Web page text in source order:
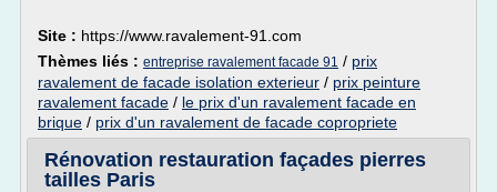
Site : https://www.ravalement-91.com
Thèmes liés : entreprise ravalement facade 91 / prix
ravalement de facade isolation exterieur / prix peinture
ravalement facade / le prix d'un ravalement facade en
brique / prix d'un ravalement de facade copropriete
Rénovation restauration façades pierres
tailles Paris